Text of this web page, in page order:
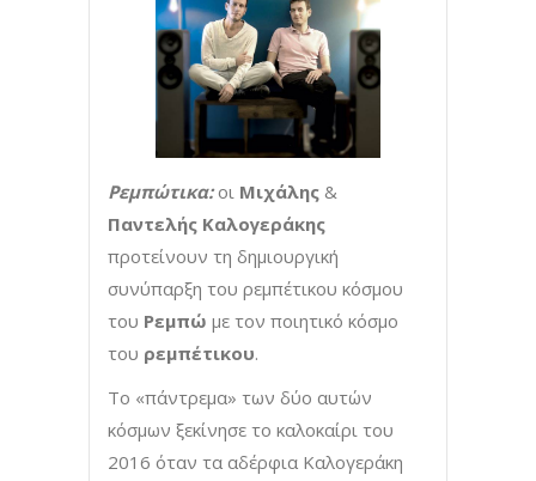
Ρεμπώτικα:οι Μιχάλης &
Παντελής Καλογεράκης
προτείνουν τη δημιουργική
συνύπαρξη του ρεμπέτικου κόσμου
του Ρεμπώ με τον ποιητικό κόσμο
του ρεμπέτικου.
Το «πάντρεμα» των δύο αυτών
κόσμων ξεκίνησε το καλοκαίρι του
2016 όταν τα αδέρφια Καλογεράκη